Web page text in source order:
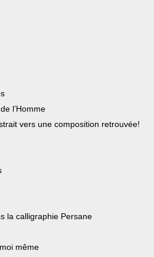
l’Homme
vers une composition retrouvée!
la calligraphie Persane
même